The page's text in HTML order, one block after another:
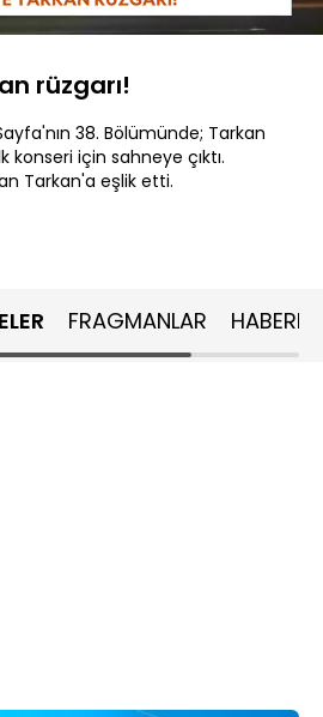
Oynatma
Hızı
rüzgarı!
38. Bölümünde; Tarkan
için sahneye çıktı.
Tarkan'a eşlik etti.
FRAGMANLAR